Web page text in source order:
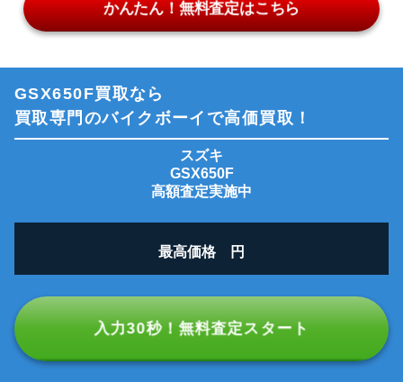
かんたん！無料査定はこちら
GSX650F買取なら
買取専門のバイクボーイで高価買取！
スズキ
GSX650F
高額査定実施中
最高価格 円
入力30秒！無料査定スタート